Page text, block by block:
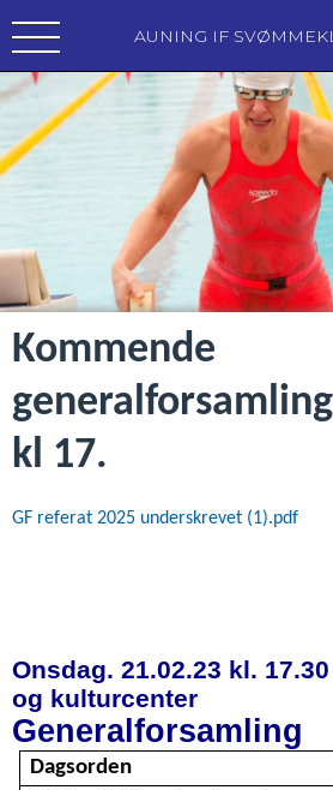
AUNING IF
Kommende
kl 17.
GF referat 2025 underskrevet (1).pdf
Onsdag. 21.02.23 kl.
og kulturcenter
Generalforsamling
Dagsorden